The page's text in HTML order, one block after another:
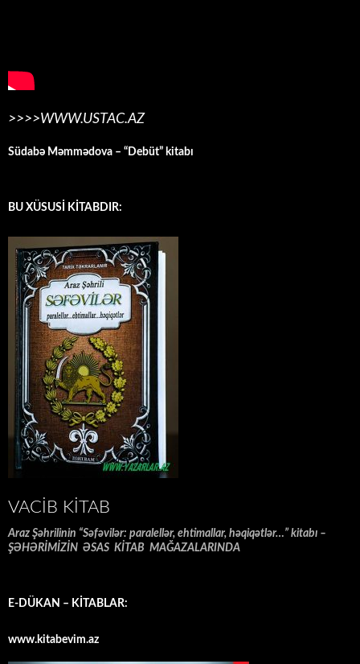
>>>>WWW.USTAC.AZ
Südabə Məmmədova – “Debüt” kitabı
BU XÜSUSİ KİTABDIR:
VACIB KITAB
Araz Şəhrilinin “Səfəvilər: paralellər, ehtimallar, həqiqətlər…” kitabı –
ŞƏHƏRİMİZİN ƏSAS KİTAB MAĞAZALARINDA
E-DÜKAN – KİTABLAR:
www.kitabevim.az